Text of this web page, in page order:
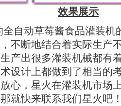
效果展示
动草莓酱食品灌装机
不断地结合着实际生产
产出很多灌装机械都有
设计上都做到了相当的
心，星火在灌装机市场
就快来联系我们星火吧